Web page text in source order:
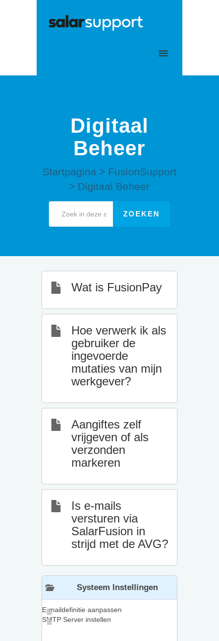
Digitaal
Beheer
Startpagina > FusionSupport
> Digitaal Beheer
Wat is FusionPay
Hoe verwerk ik als
gebruiker de
ingevoerde
mutaties van mijn
werkgever?
Aangiftes zelf
vrijgeven of als
verzonden
markeren
Is e-mails
versturen via
SalarFusion in
strijd met de AVG?
Systeem Instellingen
E-maildefinitie aanpassen
SMTP Server instellen